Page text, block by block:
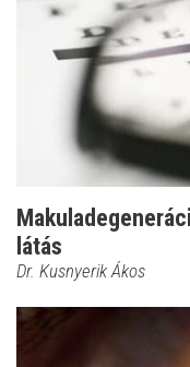
látás
Dr. Kusnyerik Ákos